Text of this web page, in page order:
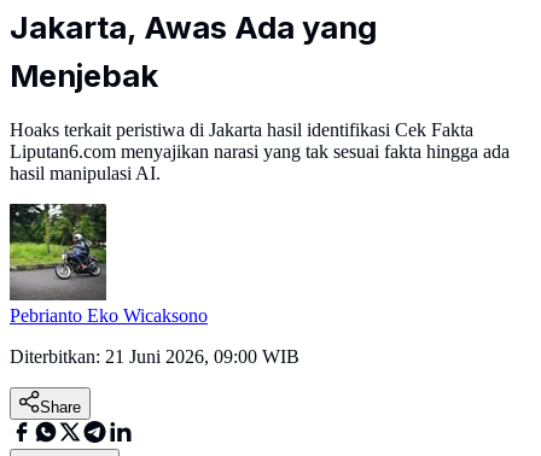
Jakarta, Awas Ada yang
Menjebak
Hoaks terkait peristiwa di Jakarta hasil identifikasi Cek Fakta
Liputan6.com menyajikan narasi yang tak sesuai fakta hingga ada
hasil manipulasi AI.
Pebrianto Eko Wicaksono
Diterbitkan: 21 Juni 2026, 09:00 WIB
Share